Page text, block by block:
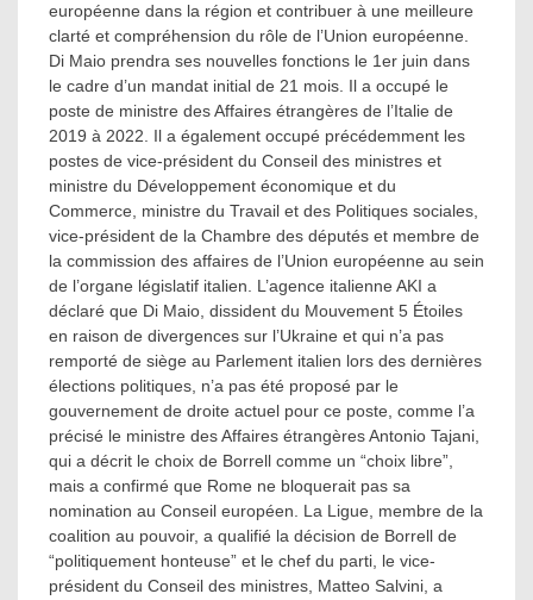
européenne dans la région et contribuer à une meilleure
clarté et compréhension du rôle de l’Union européenne.
Di Maio prendra ses nouvelles fonctions le 1er juin dans
le cadre d’un mandat initial de 21 mois. Il a occupé le
poste de ministre des Affaires étrangères de l’Italie de
2019 à 2022. Il a également occupé précédemment les
postes de vice-président du Conseil des ministres et
ministre du Développement économique et du
Commerce, ministre du Travail et des Politiques sociales,
vice-président de la Chambre des députés et membre de
la commission des affaires de l’Union européenne au sein
de l’organe législatif italien. L’agence italienne AKI a
déclaré que Di Maio, dissident du Mouvement 5 Étoiles
en raison de divergences sur l’Ukraine et qui n’a pas
remporté de siège au Parlement italien lors des dernières
élections politiques, n’a pas été proposé par le
gouvernement de droite actuel pour ce poste, comme l’a
précisé le ministre des Affaires étrangères Antonio Tajani,
qui a décrit le choix de Borrell comme un “choix libre”,
mais a confirmé que Rome ne bloquerait pas sa
nomination au Conseil européen. La Ligue, membre de la
coalition au pouvoir, a qualifié la décision de Borrell de
“politiquement honteuse” et le chef du parti, le vice-
président du Conseil des ministres, Matteo Salvini, a